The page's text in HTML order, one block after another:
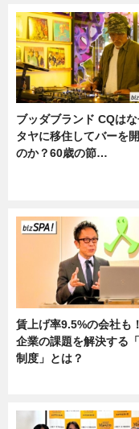
ブッダブランド CQは
タヤに移住してバーを
のか？60歳の節…
賃上げ率9.5%の会社も
企業の課題を解決する
制度」とは？